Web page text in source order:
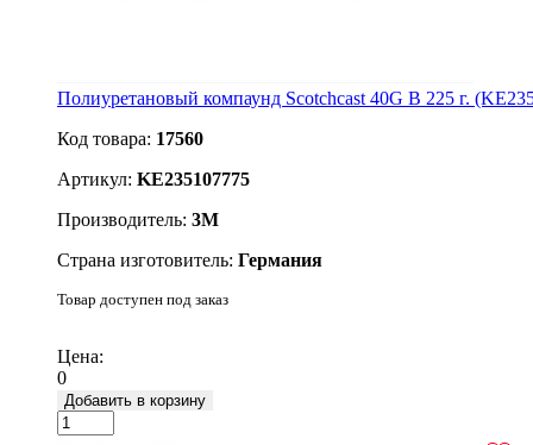
Полиуретановый компаунд Scotchcast 40G B 225 г.
Код товара: 17560
Артикул: KE235107775
Производитель: 3М
Страна изготовитель: Германия
Товар доступен под заказ
Цена:
0
Добавить в корзину